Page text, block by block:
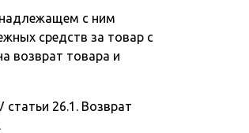
с ним
средств за товар с
возврат товара и
26.1. Возврат